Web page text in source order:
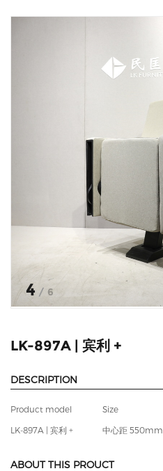
4 / 6
LK-897A | 宾利 +
DESCRIPTION
Product model
LK-897A | 宾利 +
Size
中心距 550mm
ABOUT THIS PROUCT